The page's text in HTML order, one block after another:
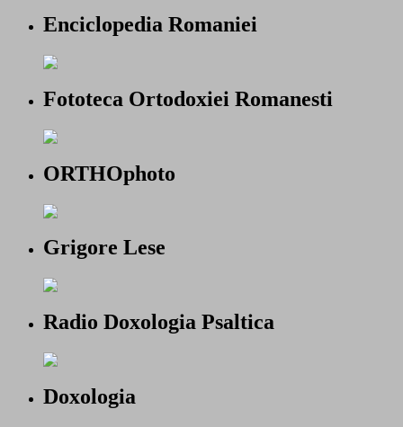
Enciclopedia Romaniei
Fototeca Ortodoxiei Romanesti
ORTHOphoto
Grigore Lese
Radio Doxologia Psaltica
Doxologia